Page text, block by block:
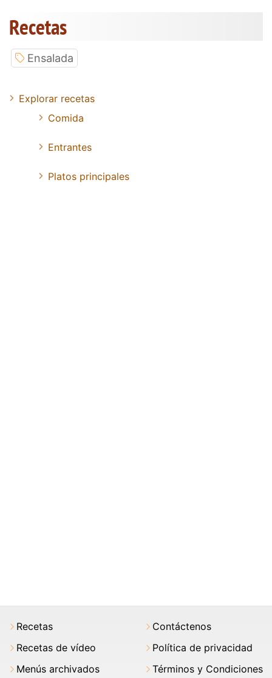
Recetas
Ensalada
Explorar recetas
Comida
Entrantes
Platos principales
Recetas
Recetas de vídeo
Menús archivados
Contáctenos
Política de privacidad
Términos y Condiciones